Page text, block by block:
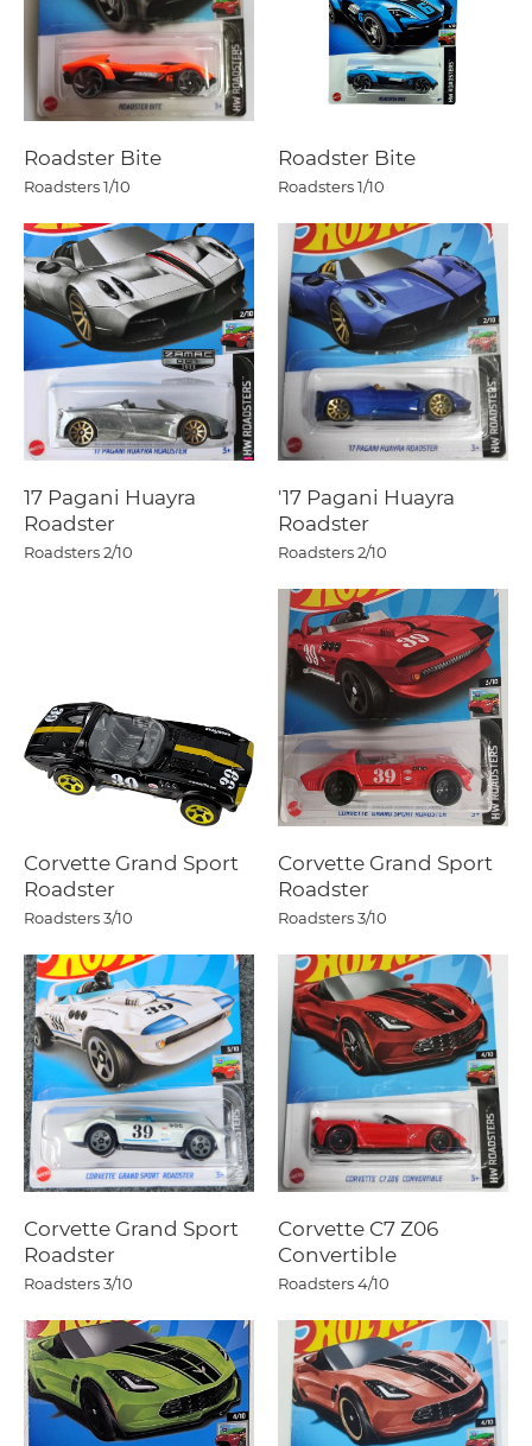
Roadster Bite
Roadsters1/10
Roadster Bite
Roadsters1/10
17 Pagani Huayra
Roadster
Roadsters2/10
'17 Pagani Huayra
Roadster
Roadsters2/10
Corvette Grand Sport
Roadster
Roadsters3/10
Corvette Grand Sport
Roadster
Roadsters3/10
Corvette Grand Sport
Roadster
Roadsters3/10
Corvette C7 Z06
Convertible
Roadsters4/10